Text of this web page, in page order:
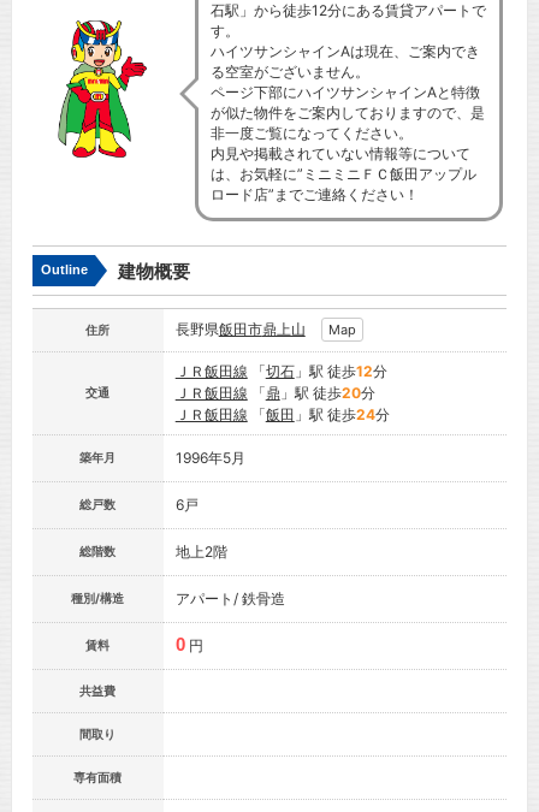
石駅」から徒歩12分にある賃貸アパートで
す。
ハイツサンシャインAは現在、ご案内でき
る空室がございません。
ページ下部にハイツサンシャインAと特徴
が似た物件をご案内しておりますので、是
非一度ご覧になってください。
内見や掲載されていない情報等について
は、お気軽に”ミニミニＦＣ飯田アップル
ロード店”までご連絡ください！
Outline 建物概要
住所 長野県飯田市鼎上山 Map
交通
ＪＲ飯田線 「切石」駅 徒歩12分
ＪＲ飯田線 「鼎 」駅 徒歩20分
ＪＲ飯田線 「飯田 」駅 徒歩24分
築年月 1996年5月
総戸数 6戸
総階数 地上2階
種別/構造 アパート/ 鉄骨造
賃料 0 円
共益費
間取り
専有面積